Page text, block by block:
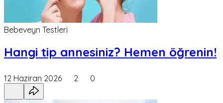
Bebeveyn Testleri
Hangi tip annesiniz? Hemen öğrenin!
12 Haziran 2026 2 0